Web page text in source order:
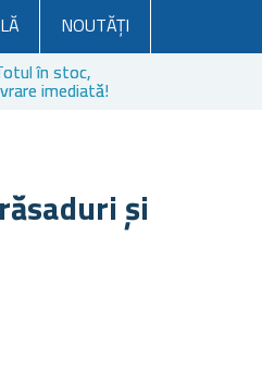
NOUTĂȚI
în stoc,
imediată!
și